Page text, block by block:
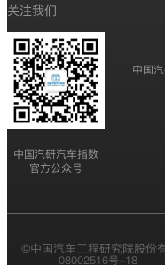
关注我们
中国汽研汽车指数
官方公众号
中国
©中国汽车工程研究院股份
08002516号-18